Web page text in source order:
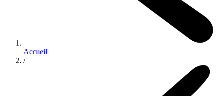
Accueil
/